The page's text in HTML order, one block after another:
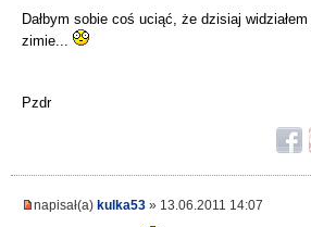
Dałbym sobie coś uciąć, że dzisiaj
zimie...
Pzdr
napisał(a) kulka53 » 13.06.2011 14:07